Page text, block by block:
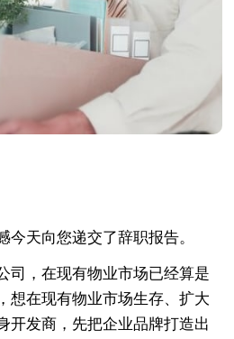
天向您递交了辞职报告。
，在现有物业市场已经算是
想在现有物业市场生存、扩大
开发商，先把企业品牌打造出